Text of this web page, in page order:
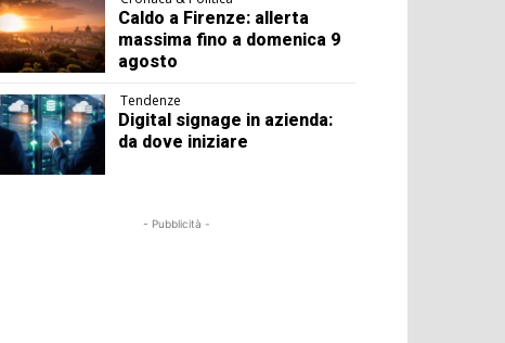
Caldo a Firenze: allerta
massima fino a domenica 9
agosto
Tendenze
Digital signage in azienda:
da dove iniziare
- Pubblicità -